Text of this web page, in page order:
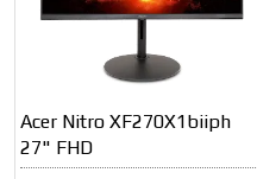
Acer Nitro XF270X1biiph
27" FHD